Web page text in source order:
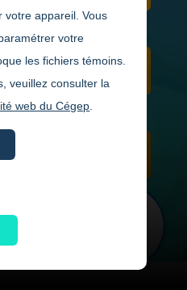
votre appareil. Vous
votre
les fichiers témoins.
veuillez consulter la
web du Cégep